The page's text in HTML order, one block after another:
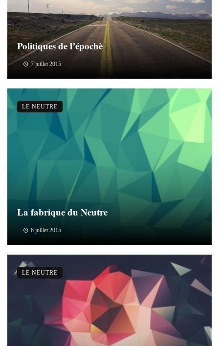
Politiques de l’épochè
7 juillet 2015
La fabrique du Neutre
6 juillet 2015
LE NEUTRE
LE NEUTRE